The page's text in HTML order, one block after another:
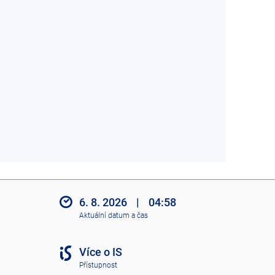
6. 8. 2026 | 04:58
Aktuální datum a čas
Více o IS
Přístupnost